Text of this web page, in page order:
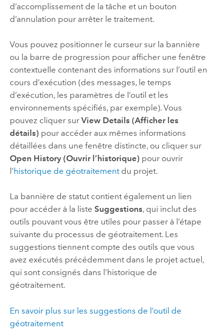
d’accomplissement de la tâche et un bouton
d’annulation pour arrêter le traitement.
Vous pouvez positionner le curseur sur la bannière
ou la barre de progression pour afficher une fenêtre
contextuelle contenant des informations sur l’outil en
cours d’exécution (des messages, le temps
d’exécution, les paramètres de l’outil et les
environnements spécifiés, par exemple). Vous
pouvez cliquer sur View Details (Afficher les
détails) pour accéder aux mêmes informations
détaillées dans une fenêtre distincte, ou cliquer sur
Open History (Ouvrir l’historique) pour ouvrir
l’historique de géotraitementdu projet.
La bannière de statut contient également un lien
pour accéder à la liste Suggestions, qui inclut des
outils pouvant vous être utiles pour passer à l’étape
suivante du processus de géotraitement. Les
suggestions tiennent compte des outils que vous
avez exécutés précédemment dans le projet actuel,
qui sont consignés dans l’historique de
géotraitement.
En savoir plus sur les suggestions de l’outil de
géotraitement